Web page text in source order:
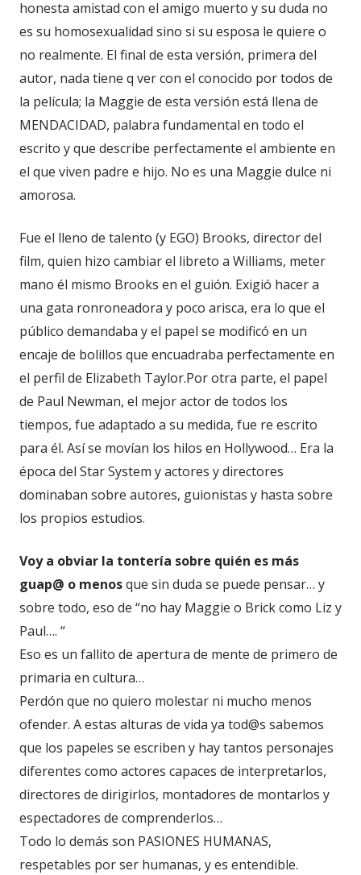
honesta amistad con el amigo muerto y su duda no
es su homosexualidad sino si su esposa le quiere o
no realmente. El final de esta versión, primera del
autor, nada tiene q ver con el conocido por todos de
la película; la Maggie de esta versión está llena de
MENDACIDAD, palabra fundamental en todo el
escrito y que describe perfectamente el ambiente en
el que viven padre e hijo. No es una Maggie dulce ni
amorosa.
Fue el lleno de talento (y EGO) Brooks, director del
film, quien hizo cambiar el libreto a Williams, meter
mano él mismo Brooks en el guión. Exigió hacer a
una gata ronroneadora y poco arisca, era lo que el
público demandaba y el papel se modificó en un
encaje de bolillos que encuadraba perfectamente en
el perfil de Elizabeth Taylor.Por otra parte, el papel
de Paul Newman, el mejor actor de todos los
tiempos, fue adaptado a su medida, fue re escrito
para él. Así se movían los hilos en Hollywood… Era la
época del Star System y actores y directores
dominaban sobre autores, guionistas y hasta sobre
los propios estudios.
Voy a obviar la tontería sobre quién es más
guap@ o menosque sin duda se puede pensar… y
sobre todo, eso de “no hay Maggie o Brick como Liz y
Paul…. “
Eso es un fallito de apertura de mente de primero de
primaria en cultura…
Perdón que no quiero molestar ni mucho menos
ofender. A estas alturas de vida ya tod@s sabemos
que los papeles se escriben y hay tantos personajes
diferentes como actores capaces de interpretarlos,
directores de dirigirlos, montadores de montarlos y
espectadores de comprenderlos…
Todo lo demás son PASIONES HUMANAS,
respetables por ser humanas, y es entendible.